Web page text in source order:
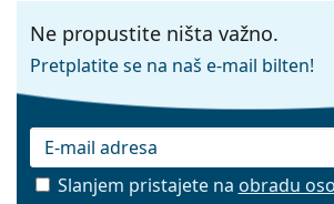
Ne propustite ništa važno.
Pretplatite se na naš e-mail bilten!
Slanjem pristajete na obradu